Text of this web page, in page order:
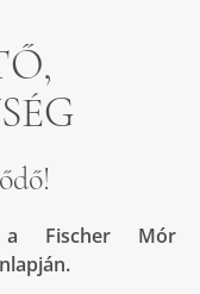
a Fischer Mór